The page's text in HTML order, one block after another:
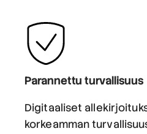
Parannettu turvallisuus
Digitaaliset
korkeamman